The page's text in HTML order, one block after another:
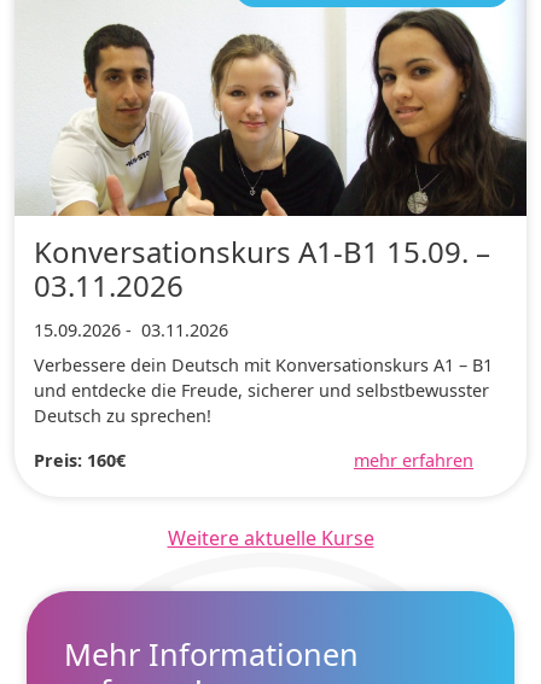
Konversationskurs A1-B1 15.09. –
03.11.2026
15.09.2026 - 03.11.2026
Verbessere dein Deutsch mit Konversationskurs A1 – B1
und entdecke die Freude, sicherer und selbstbewusster
Deutsch zu sprechen!
Preis: 160€
mehr erfahren
Weitere aktuelle Kurse
Mehr Informationen